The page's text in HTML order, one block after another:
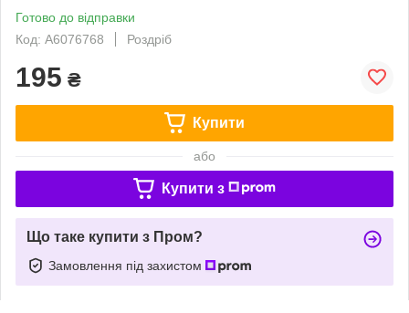
Готово до відправки
Код: A6076768
Роздріб
195 ₴
Купити
або
Купити з
Що таке купити з Пром?
Замовлення під захистом